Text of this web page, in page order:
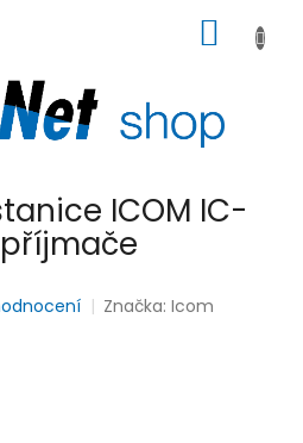
KOŠÍK
ICOM IC-
příjmače
Značka:Icom